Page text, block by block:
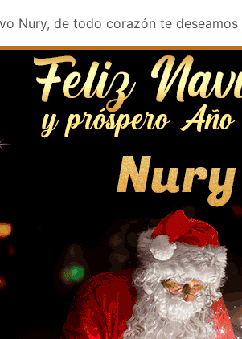
Nury, de todo corazón te